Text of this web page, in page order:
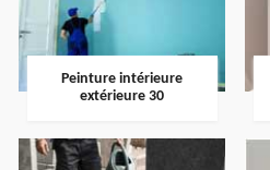
Peinture intérieure
extérieure 30